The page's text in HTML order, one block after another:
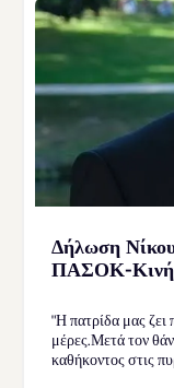
Δήλωση
ΠΑΣΟΚ-
"Η πατρίδα μας ζει
μέρες.Μετά τον
καθήκοντος στις